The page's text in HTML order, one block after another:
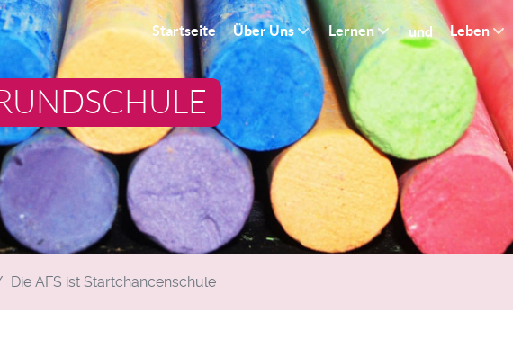
Startseite Über Uns Lernen und Leben
Die AFS ist Startchancenschule